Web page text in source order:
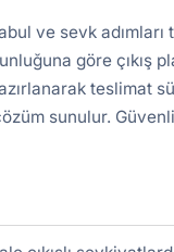
ve sevk
göre
teslimat
sunulur.